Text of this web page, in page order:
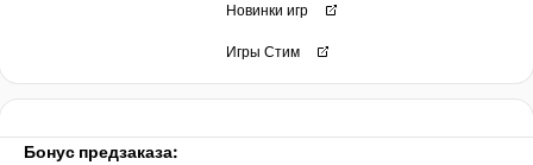
Новинки игр
Игры Стим
Бонус предзаказа: